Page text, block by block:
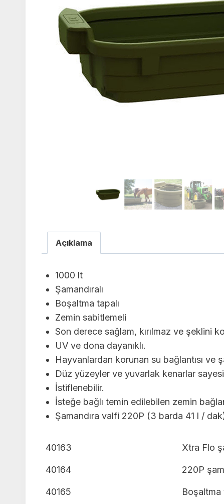
Açıklama
1000 lt
Şamandıralı
Boşaltma tapalı
Zemin sabitlemeli
Son derece sağlam, kırılmaz ve şeklini
UV ve dona dayanıklı.
Hayvanlardan korunan su bağlantısı ve
Düz yüzeyler ve yuvarlak kenarlar
İstiflenebilir.
İsteğe bağlı temin edilebilen zemin
Şamandıra valfi 220P (3 barda 41 l /
40163 Xtra Flo
40164 220P
40165 Boşaltma